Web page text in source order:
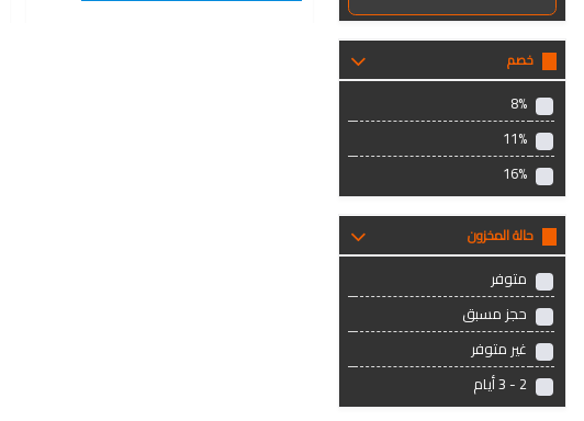
8%
11%
16%
متوفر
حجز مسبق
غير متوفر
2 - 3 أيام